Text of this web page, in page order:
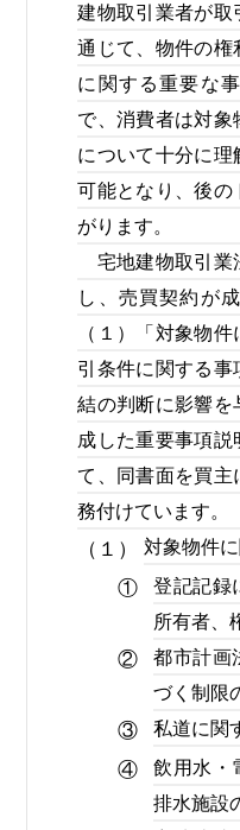
建物取引業者が取
通じて、物件の権
に関する重要な
で、消費者は対
について十分に
可能となり、後の
がります。
宅地建物取引業
し、売買契約が
（１）「対象物
引条件に関する
結の判断に影響を
成した重要事項
て、同書面を買主
務付けています。
（１） 対象物件
①
登記記録
所有者、
②
都市計画
づく制限
③ 私道に関
④
飲用水・
排水施設